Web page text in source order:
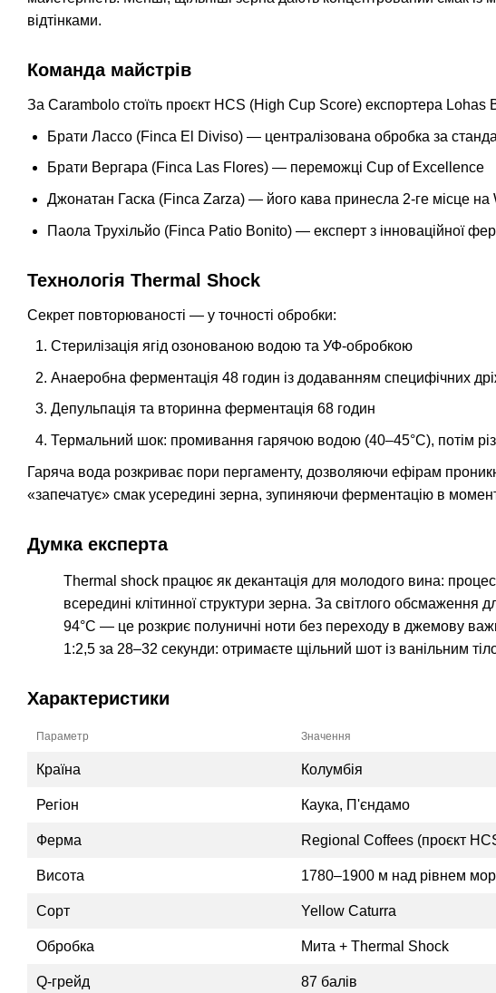
відтінками.
Команда майстрів
За Carambolo стоїть проєкт HCS (High Cup Score) експортера Lohas
Брати Лассо (Finca El Diviso) — централізована обробка за
Брати Вергара (Finca Las Flores) — переможці Cup of Excellence
Джонатан Гаска (Finca Zarza) — його кава принесла 2-ге місце
Паола Трухільйо (Finca Patio Bonito) — експерт з інноваційної
Технологія Thermal Shock
Секрет повторюваності — у точності обробки:
Стерилізація ягід озонованою водою та УФ-обробкою
Анаеробна ферментація 48 годин із додаванням специфічних
Депульпація та вторинна ферментація 68 годин
Термальний шок: промивання гарячою водою (40–45°C), потім
Гаряча вода розкриває пори пергаменту, дозволяючи ефірам
«запечатує» смак усередині зерна, зупиняючи ферментацію в момент
Думка експерта
Thermal shock працює як декантація для молодого вина:
всередині клітинної структури зерна. За світлого
94°C — це розкриє полуничні ноти без переходу в джемову
1:2,5 за 28–32 секунди: отримаєте щільний шот із ванільним
Характеристики
Параметр Значення
Країна Колумбія
Регіон Каука, П'єндамо
Ферма Regional Coffees (проєкт
Висота 1780–1900 м над рівнем
Сорт Yellow Caturra
Обробка Мита + Thermal Shock
Q-грейд 87 балів